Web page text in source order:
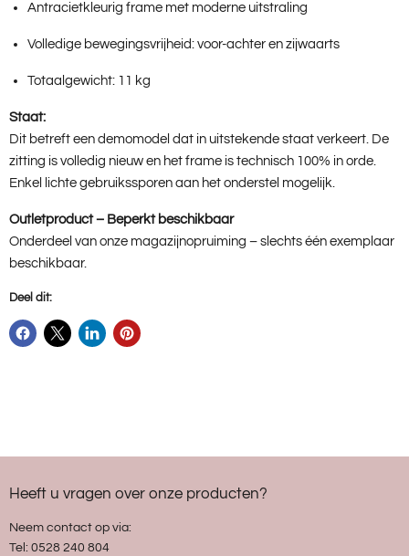
Antracietkleurig frame met moderne uitstraling
Volledige bewegingsvrijheid: voor-achter en zijwaarts
Totaalgewicht: 11 kg
Staat:
Dit betreft een demomodel dat in uitstekende staat verkeert. De
zitting is volledig nieuw en het frame is technisch 100% in orde.
Enkel lichte gebruikssporen aan het onderstel mogelijk.
Outletproduct – Beperkt beschikbaar
Onderdeel van onze magazijnopruiming – slechts één exemplaar
beschikbaar.
Deel dit:
Heeft u vragen over onze producten?
Neem contact op via:
Tel: 0528 240 804